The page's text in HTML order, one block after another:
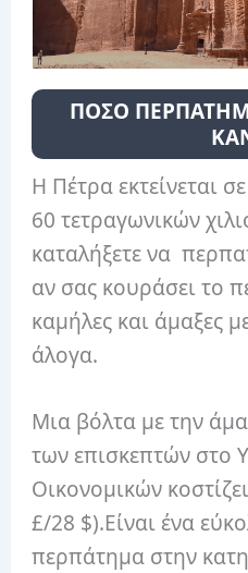
ΠΟΣΟ
Η Πέτρα εκτείνεται
60 τετραγωνικών
καταλήξετε να
αν σας κουράσει το
καμήλες και άμαξες
άλογα.
Μια βόλτα με την
των επισκεπτών στο
Οικονομικών
£/28 $).Είναι ένα
περπάτημα στην